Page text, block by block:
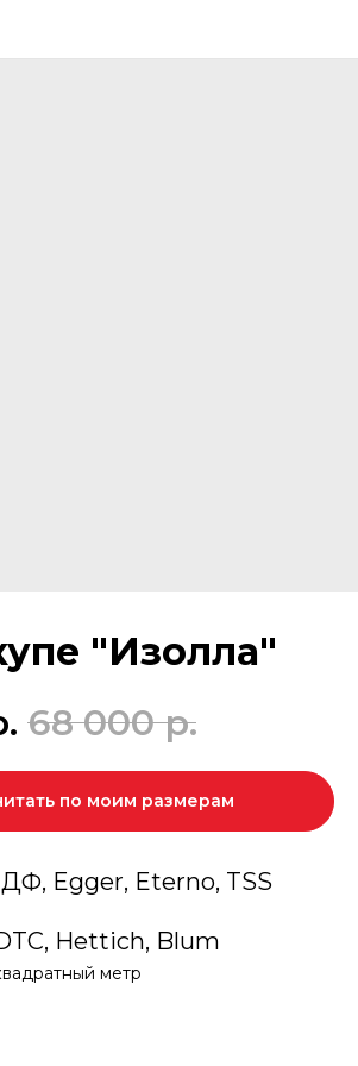
"Изолла"
68 000 р.
по моим размерам
Egger, Eterno, TSS
Hettich, Blum
метр